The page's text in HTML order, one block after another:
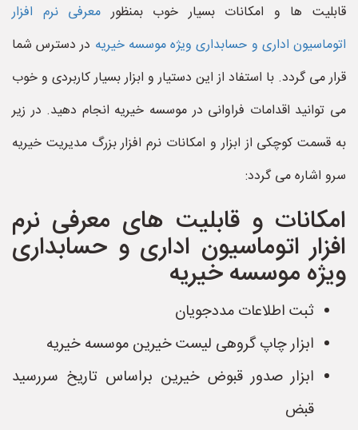
قابلیت ها و امکانات بسیار خوب بمنظور معرفی نرم افزار
اتوماسیون اداری و حسابداری ویژه موسسه خیریه در دسترس شما
قرار می گردد. با استفاد از این دستیار و ابزار بسیار کاربردی و خوب
می توانید اقدامات فراوانی در موسسه خیریه انجام دهید. در زیر
به قسمت کوچکی از ابزار و امکانات نرم افزار بزرگ مدیریت خیریه
سرو اشاره می گردد:
امکانات و قابلیت های معرفی نرم
افزار اتوماسیون اداری و حسابداری
ویژه موسسه خیریه
ثبت اطلاعات مددجویان
ابزار چاپ گروهی لیست خیرین موسسه خیریه
ابزار صدور قبوض خیرین براساس تاریخ سررسید
قبض